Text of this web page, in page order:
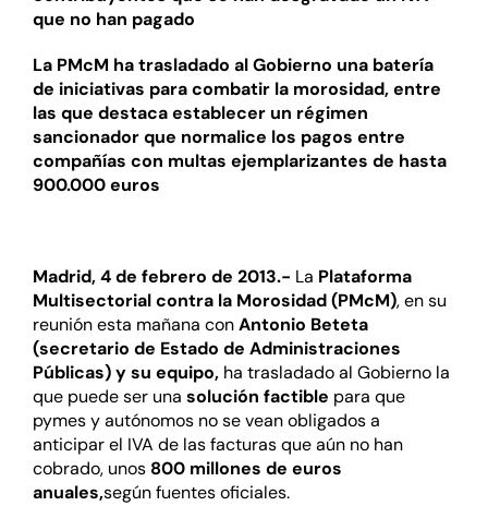
que no han pagado
La PMcM ha trasladado al Gobierno una batería
de iniciativas para combatir la morosidad, entre
las que destaca establecer un régimen
sancionador que normalice los pagos entre
compañías con multas ejemplarizantes de hasta
900.000 euros
Madrid, 4 de febrero de 2013.- La Plataforma
Multisectorial contra la Morosidad (PMcM), en su
reunión esta mañana conAntonio Beteta
(secretario de Estado de Administraciones
Públicas) y su equipo,ha trasladado al Gobierno la
que puede ser una solución factible para que
pymes y autónomos no se vean obligados a
anticipar el IVA de las facturas que aún no han
cobrado, unos 800 millones de euros
anuales,según fuentes oficiales.